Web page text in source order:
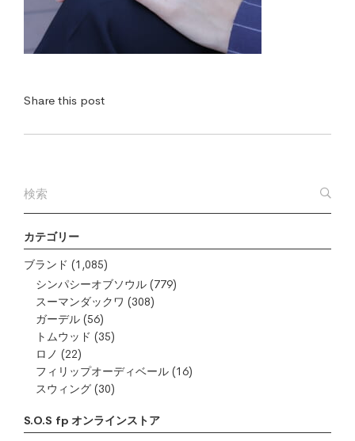
カテゴリー
ブランド (1,085)
シンパシーオブソウル (779)
スーマンダックワ (308)
ガーデル (56)
トムウッド (35)
ロノ (22)
フィリップオーディベール (16)
スウィング (30)
S.O.S fp オンラインストア
Share this post